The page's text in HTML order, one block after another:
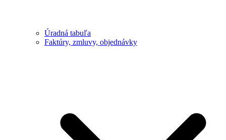
Úradná tabuľa
Faktúry, zmluvy, objednávky